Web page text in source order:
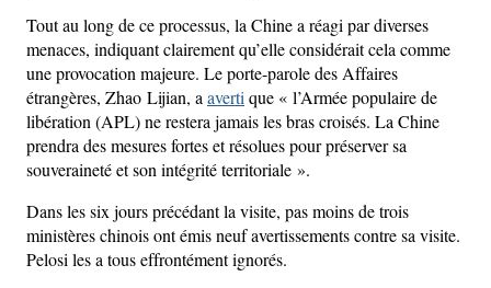
Tout au long de ce processus, la Chine a réagi par diverses
menaces, indiquant clairement qu’elle considérait cela comme
une provocation majeure. Le porte-parole des Affaires
étrangères, Zhao Lijian, aavertique « l’Armée populaire de
libération (APL) ne restera jamais les bras croisés. La Chine
prendra des mesures fortes et résolues pour préserver sa
souveraineté et son intégrité territoriale ».
Dans les six jours précédant la visite, pas moins de trois
ministères chinois ont émis neuf avertissements contre sa visite.
Pelosi les a tous effrontément ignorés.